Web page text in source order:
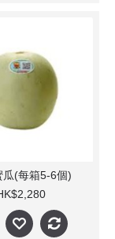
瓜(每箱5-6個)